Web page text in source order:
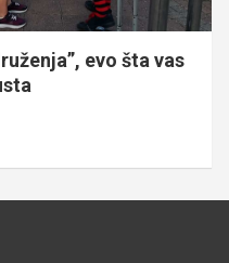
evo šta vas